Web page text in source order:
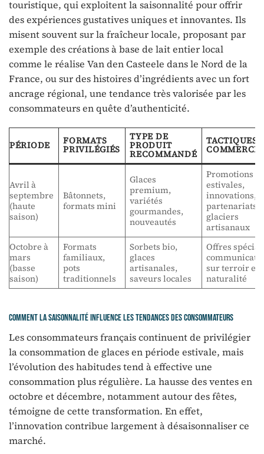
touristique, qui exploitent la saisonnalité pour offrir
des expériences gustatives uniques et innovantes. Ils
misent souvent sur la fraîcheur locale, proposant par
exemple des créations à base de lait entier local
comme le réalise Van den Casteele dans le Nord de la
France, ou sur des histoires d’ingrédients avec un fort
ancrage régional, une tendance très valorisée par les
consommateurs en quête d’authenticité.
PÉRIODE FORMATS
PRIVILÉGIÉS
TYPE DE
PRODUIT
RECOMMANDÉ
TACTIQUES
Avril à
septembre
(haute
saison)
Bâtonnets,
formats mini
Glaces
premium,
variétés
gourmandes,
nouveautés
Promotions
estivales,
innovations,
partenariats
glaciers
artisanaux
Octobre à
mars
(basse
saison)
Formats
familiaux,
pots
traditionnels
Sorbets bio,
glaces
artisanales,
saveurs locales
Offres
sur terroir et
naturalité
Comment la saisonnalité influence les tendances des consommateurs
Les consommateurs français continuent de privilégier
la consommation de glaces en période estivale, mais
l’évolution des habitudes tend à effective une
consommation plus régulière. La hausse des ventes en
octobre et décembre, notamment autour des fêtes,
témoigne de cette transformation. En effet,
l’innovation contribue largement à désaisonnaliser ce
marché.